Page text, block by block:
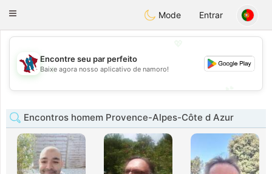
Taimerais
Toggle
Mode Entrar
💖
💕
Encontre seu par perfeito
Baixe agora nosso aplicativo de namoro!
Encontros homem Provence-Alpes-Côte d Azur